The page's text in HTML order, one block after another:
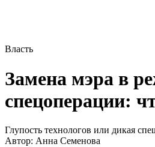
Власть
Замена мэра в
спецоперации:
Глупость технологов или дикая
Автор: Анна Семенова